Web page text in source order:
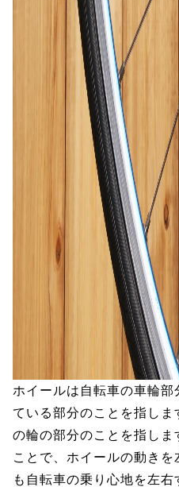
ホイールは自転車の車輪部
ている部分のことを指しま
の輪の部分のことを指し
ことで、ホイールの動き
も自転車の乗り心地を左右